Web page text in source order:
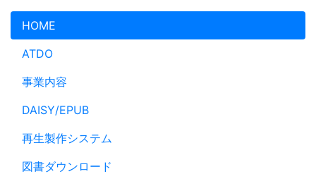
メインコンテンツへスキップ
HOME
ATDO
事業内容
DAISY/EPUB
再生製作システム
図書ダウンロード